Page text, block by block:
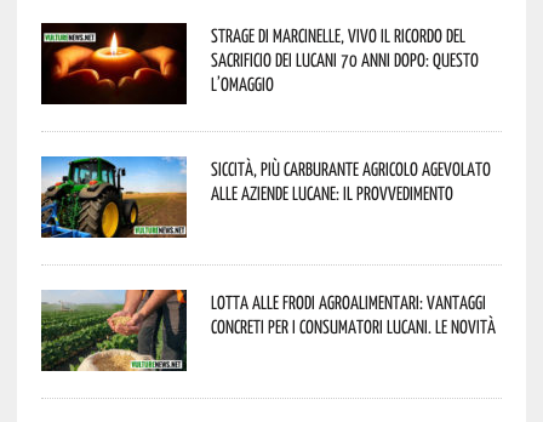
Strage di Marcinelle, vivo il ricordo del
sacrificio dei lucani 70 anni dopo: questo
l’omaggio
Siccità, più carburante agricolo agevolato
alle aziende lucane: il provvedimento
Lotta alle frodi agroalimentari: vantaggi
concreti per i consumatori lucani. Le novità